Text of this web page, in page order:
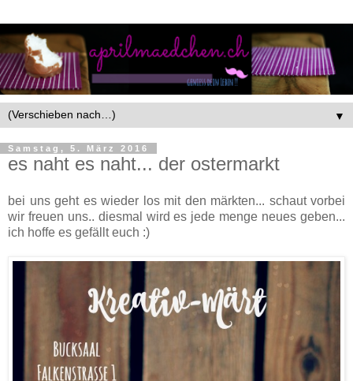
▼
Samstag, 5. März 2016
es naht es naht... der ostermarkt
bei uns geht es wieder los mit den märkten... schaut vorbei
wir freuen uns.. diesmal wird es jede menge neues geben...
ich hoffe es gefällt euch :)